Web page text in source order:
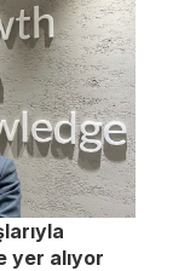
yer alıyor